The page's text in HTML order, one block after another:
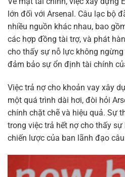
lớn đối với Arsenal. Câu lạc bộ
nhiều nguồn khác nhau, bao
các hợp đồng tài trợ, và phát
cho thấy sự nỗ lực không
đảm bảo sự ổn định tài chính
Việc trả nợ cho khoản vay xây
một quá trình dài hơi, đòi hỏi
chính chặt chẽ và hiệu quả. Sự
trong việc trả hết nợ cho thấy
chiến lược của ban lãnh đạo